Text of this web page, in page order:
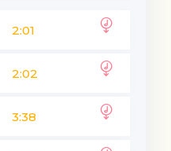
2:01
2:02
3:38